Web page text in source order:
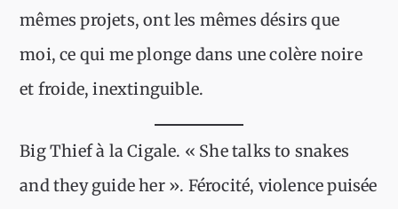
mêmes projets, ont les mêmes désirs que
moi, ce qui me plonge dans une colère noire
et froide, inextinguible.
Big Thief à la Cigale. « She talks to snakes
and they guide her ». Férocité, violence puisée